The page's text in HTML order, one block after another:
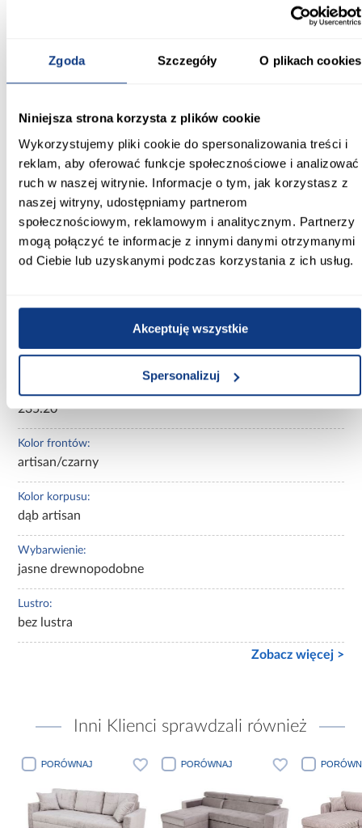
Zgoda Szczegóły O plikach cookies
Niniejsza strona korzysta z plików cookie
Wykorzystujemy pliki cookie do spersonalizowania treści i
reklam, aby oferować funkcje społecznościowe i analizować
ruch w naszej witrynie. Informacje o tym, jak korzystasz z
naszej witryny, udostępniamy partnerom
społecznościowym, reklamowym i analitycznym. Partnerzy
mogą połączyć te informacje z innymi danymi otrzymanymi
od Ciebie lub uzyskanymi podczas korzystania z ich usług.
Akceptuję wszystkie
Spersonalizuj
kontrastem drewna i czerni. Przesuwne drzwi i uniwersalna
stylistyka sprawiają, że mebel dobrze sprawdza się w codziennym
Informacje Transport Informacje o
Kształt:
proste
Rodzaj drzwi:
przesuwne
Oświetlenie:
Nie
45.00
235.20
Kolor frontów:
artisan/czarny
Kolor korpusu:
dąb artisan
Wybarwienie:
jasne drewnopodobne
Lustro:
bez lustra
Zobacz więcej >
Inni Klienci sprawdzali również
PORÓWNAJ PORÓWNAJ